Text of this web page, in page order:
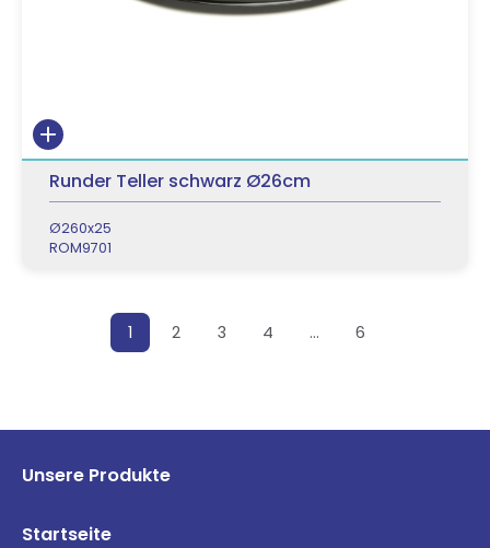
Runder Teller schwarz Ø26cm
Ø260x25
ROM9701
Posts pagination
1 2 3 4 … 6
Unsere Produkte
Startseite